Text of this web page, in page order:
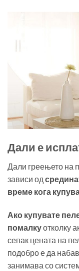
Дали е
Дали греењето на
зависи од
време кога
Ако купувате
помалкуотколку
сепак цената на
подобро е да
занимава со